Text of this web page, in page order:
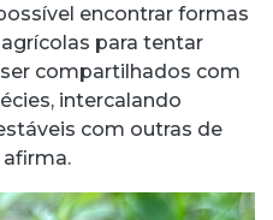
encontrar formas
para tentar
compartilhados com
intercalando
com outras de
afirma.